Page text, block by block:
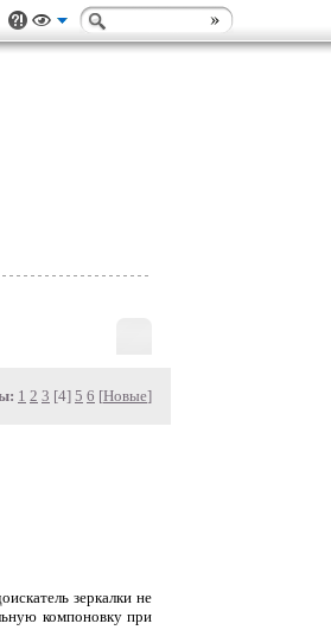
1 2 3 [4] 5 6 [Новые]
зеркалки не
компоновку при